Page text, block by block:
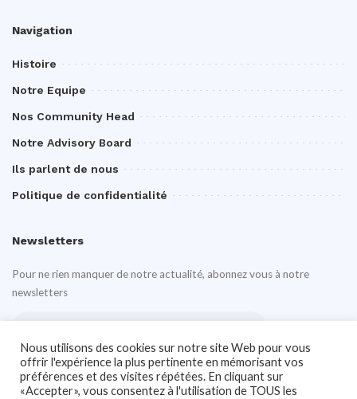
Navigation
Histoire
Notre Equipe
Nos Community Head
Notre Advisory Board
Ils parlent de nous
Politique de confidentialité
Newsletters
Pour ne rien manquer de notre actualité, abonnez vous à notre
newsletters
Nous utilisons des cookies sur notre site Web pour vous
offrir l'expérience la plus pertinente en mémorisant vos
préférences et des visites répétées. En cliquant sur
«Accepter», vous consentez à l'utilisation de TOUS les